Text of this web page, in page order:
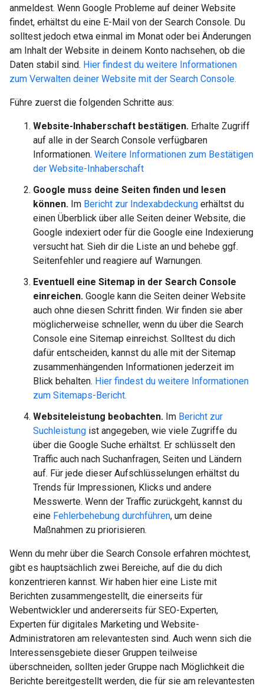
anmeldest. Wenn Google Probleme auf deiner Website
findet, erhältst du eine E-Mail von der Search Console. Du
solltest jedoch etwa einmal im Monat oder bei Änderungen
am Inhalt der Website in deinem Konto nachsehen, ob die
Daten stabil sind. Hier findest du weitere Informationen
zum Verwalten deiner Website mit der Search Console.
Führe zuerst die folgenden Schritte aus:
Website-Inhaberschaft bestätigen. Erhalte Zugriff
auf alle in der Search Console verfügbaren
Informationen. Weitere Informationen zum Bestätigen
der Website-Inhaberschaft
Google muss deine Seiten finden und lesen
können. Im Bericht zur Indexabdeckung erhältst du
einen Überblick über alle Seiten deiner Website, die
Google indexiert oder für die Google eine Indexierung
versucht hat. Sieh dir die Liste an und behebe ggf.
Seitenfehler und reagiere auf Warnungen.
Eventuell eine Sitemap in der Search Console
einreichen. Google kann die Seiten deiner Website
auch ohne diesen Schritt finden. Wir finden sie aber
möglicherweise schneller, wenn du über die Search
Console eine Sitemap einreichst. Solltest du dich
dafür entscheiden, kannst du alle mit der Sitemap
zusammenhängenden Informationen jederzeit im
Blick behalten. Hier findest du weitere Informationen
zum Sitemaps-Bericht.
Websiteleistung beobachten. Im Bericht zur
Suchleistung ist angegeben, wie viele Zugriffe du
über die Google Suche erhältst. Er schlüsselt den
Traffic auch nach Suchanfragen, Seiten und Ländern
auf. Für jede dieser Aufschlüsselungen erhältst du
Trends für Impressionen, Klicks und andere
Messwerte. Wenn der Traffic zurückgeht, kannst du
eine Fehlerbehebung durchführen, um deine
Maßnahmen zu priorisieren.
Wenn du mehr über die Search Console erfahren möchtest,
gibt es hauptsächlich zwei Bereiche, auf die du dich
konzentrieren kannst. Wir haben hier eine Liste mit
Berichten zusammengestellt, die einerseits für
Webentwickler und andererseits für SEO-Experten,
Experten für digitales Marketing und Website-
Administratoren am relevantesten sind. Auch wenn sich die
Interessensgebiete dieser Gruppen teilweise
überschneiden, sollten jeder Gruppe nach Möglichkeit die
Berichte bereitgestellt werden, die für sie am relevantesten